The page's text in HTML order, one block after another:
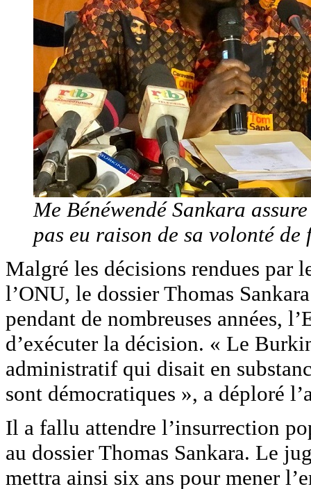
Me Bénéwendé Sankara
pas eu raison de sa volonté
Malgré les décisions rendues par
l’ONU, le dossier Thomas
pendant de nombreuses années,
d’exécuter la décision. « Le
administratif qui disait en
sont démocratiques », a déploré
Il a fallu attendre l’insurrection
au dossier Thomas Sankara. Le
mettra ainsi six ans pour mener